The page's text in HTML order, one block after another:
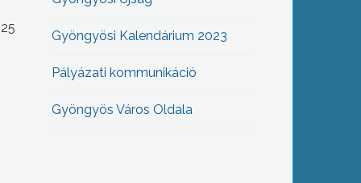
Gyöngyösi Kalendárium 2023
Pályázati kommunikáció
Gyöngyös Város Oldala